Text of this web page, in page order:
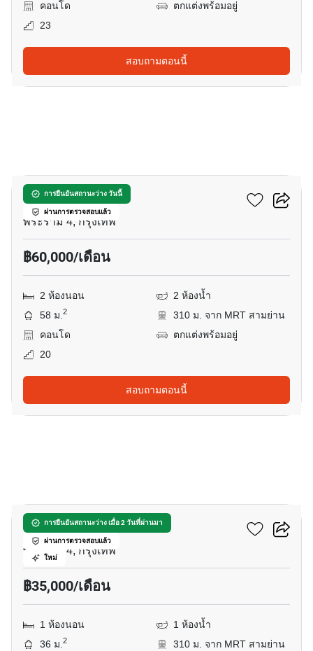
คอนโด
ตกแต่งพร้อมอยู่
23
สอบถามตอนนี้
การยืนยันสถานะว่าง วันนี้
ผ่านการตรวจสอบแล้ว
คัลเจอร์ จุฬา
พระราม 4, กรุงเทพ
฿60,000/เดือน
2 ห้องนอน
2 ห้องน้ำ
58 ม.2
310 ม. จาก MRT สามย่าน
คอนโด
ตกแต่งพร้อมอยู่
20
สอบถามตอนนี้
การยืนยันสถานะว่าง เมื่อ 2 วันที่ผ่านมา
ผ่านการตรวจสอบแล้ว
ใหม่
คัลเจอร์ จุฬา
พระราม 4, กรุงเทพ
฿35,000/เดือน
1 ห้องนอน
1 ห้องน้ำ
36 ม.2
310 ม. จาก MRT สามย่าน